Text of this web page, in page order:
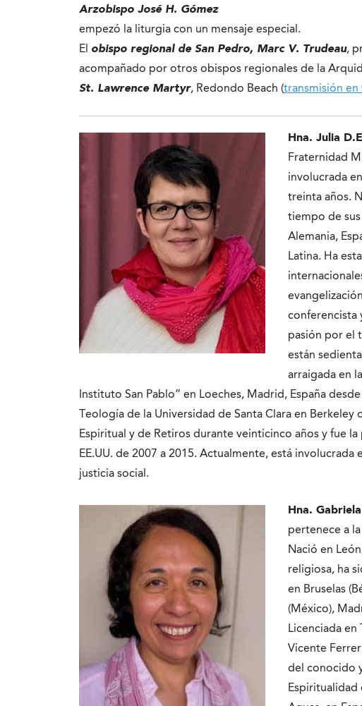
Arzobispo José H. Gómez
empezó la liturgia con un mensaje especial.
El obispo regional de San Pedro, Marc V. Trudeau,
acompañado por otros obispos regionales de la
St. Lawrence Martyr, Redondo Beach (transmisión en
Hna. Julia
Fraternidad
involucrada
treinta años.
tiempo de
Alemania,
Latina. Ha
conferencista
pasión por el
están
arraigada en
Instituto San Pablo” en Loeches, Madrid, España
Teología de la Universidad de Santa Clara en
Espiritual y de Retiros durante veinticinco años y fue
EE.UU. de 2007 a 2015. Actualmente, está
justicia social.
Hna.
pertenece a
Nació en
religiosa, ha
en Bruselas
(México),
Licenciada
Vicente
del conocido
Espiritualidad